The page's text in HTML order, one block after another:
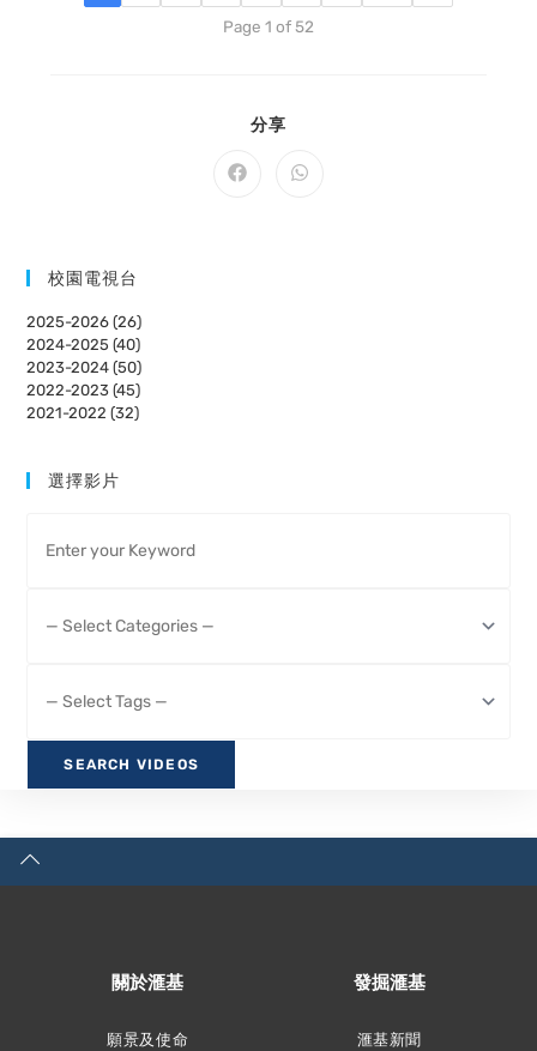
Page 1 of 52
分享
CONTENT
Opens
Opens
校園電視台
2025-2026 (26)
2024-2025 (40)
2023-2024 (50)
2022-2023 (45)
2021-2022 (32)
選擇影片
關於滙基
願景及使命
發掘滙基
滙基新聞